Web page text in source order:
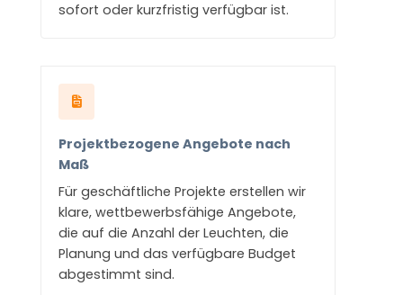
sofort oder kurzfristig verfügbar ist.
Projektbezogene Angebote nach
Maß
Für geschäftliche Projekte erstellen wir
klare, wettbewerbsfähige Angebote,
die auf die Anzahl der Leuchten, die
Planung und das verfügbare Budget
abgestimmt sind.